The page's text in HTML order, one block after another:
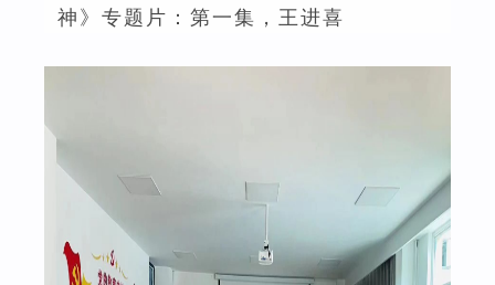
神》专题片：第一集，王进喜